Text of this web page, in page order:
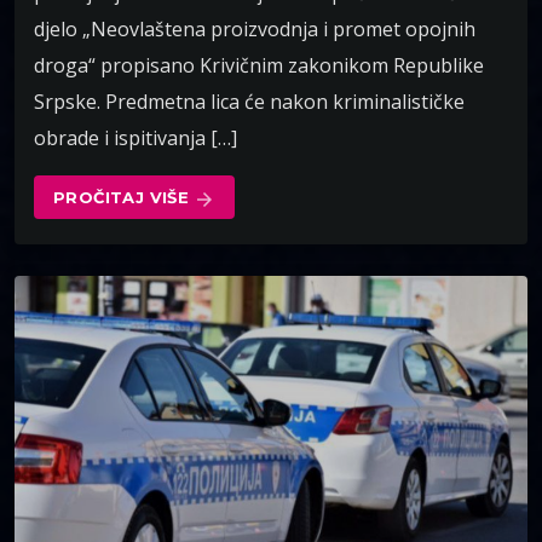
djelo „Neovlaštena proizvodnja i promet opojnih
droga“ propisano Krivičnim zakonikom Republike
Srpske. Predmetna lica će nakon kriminalističke
obrade i ispitivanja […]
PROČITAJ VIŠE arrow_forward